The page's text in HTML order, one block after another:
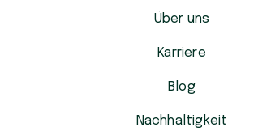
Über uns
Karriere
Blog
Nachhaltigkeit